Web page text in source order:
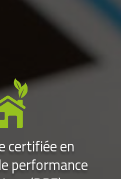
certifiée en
performance